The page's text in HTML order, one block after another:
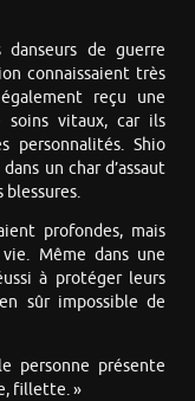
danseurs de guerre
connaissaient très
reçu une
soins vitaux, car ils
personnalités. Shio
un char d’assaut
profondes, mais
Même dans une
à protéger leurs
sûr impossible de
personne présente
fillette. »